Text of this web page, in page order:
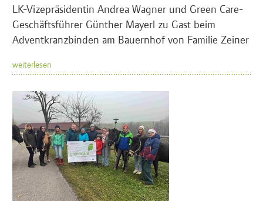
LK-Vizepräsidentin Andrea Wagner und Green Care-
Geschäftsführer Günther Mayerl zu Gast beim
Adventkranzbinden am Bauernhof von Familie Zeiner
weiterlesen